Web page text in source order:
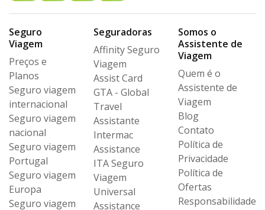
Seguro
Viagem
Preços e
Planos
Seguro viagem
internacional
Seguro viagem
nacional
Seguro viagem
Portugal
Seguro viagem
Europa
Seguro viagem
Seguradoras
Affinity Seguro
Viagem
Assist Card
GTA - Global
Travel
Assistante
Intermac
Assistance
ITA Seguro
Viagem
Universal
Assistance
Somos o
Assistente de
Viagem
Quem é o
Assistente de
Viagem
Blog
Contato
Política de
Privacidade
Política de
Ofertas
Responsabilidade